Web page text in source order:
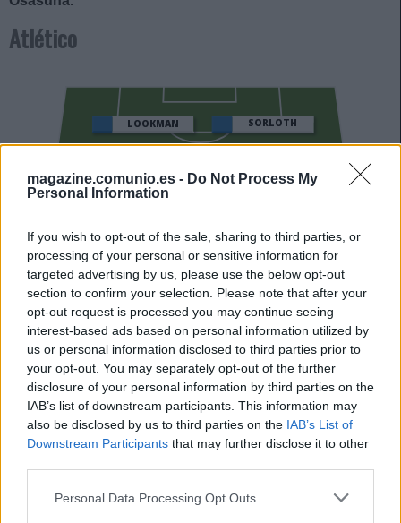
magazine.comunio.es - Do Not Process My
Personal Information
If you wish to opt-out of the sale, sharing to third parties, or
processing of your personal or sensitive information for
targeted advertising by us, please use the below opt-out
section to confirm your selection. Please note that after your
opt-out request is processed you may continue seeing
interest-based ads based on personal information utilized by
us or personal information disclosed to third parties prior to
your opt-out. You may separately opt-out of the further
disclosure of your personal information by third parties on the
IAB’s list of downstream participants. This information may
also be disclosed by us to third parties on the IAB’s List of
Downstream Participants that may further disclose it to other
Please note that this website/app uses one or more Google
Personal Data Processing Opt Outs
Atlético
OBLAK
PUBILL
HANCKO
LE NORMAND
GIMÉNEZ
HJULMAND
BARRIOS
MENDOZA
LOOKMAN SORLOTH
Estos jugadores son baja: Lenglet (sanción).